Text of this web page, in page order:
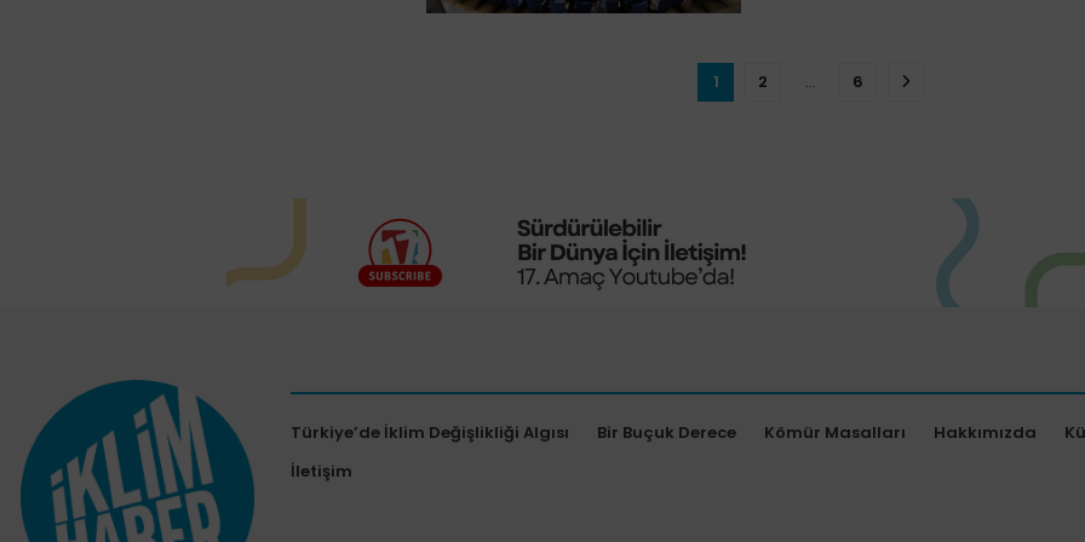
1 2 … 6
Türkiye’de İklim Değişlikliği Algısı Bir Buçuk Derece Kömür Masalları Hakkımızda
İletişim